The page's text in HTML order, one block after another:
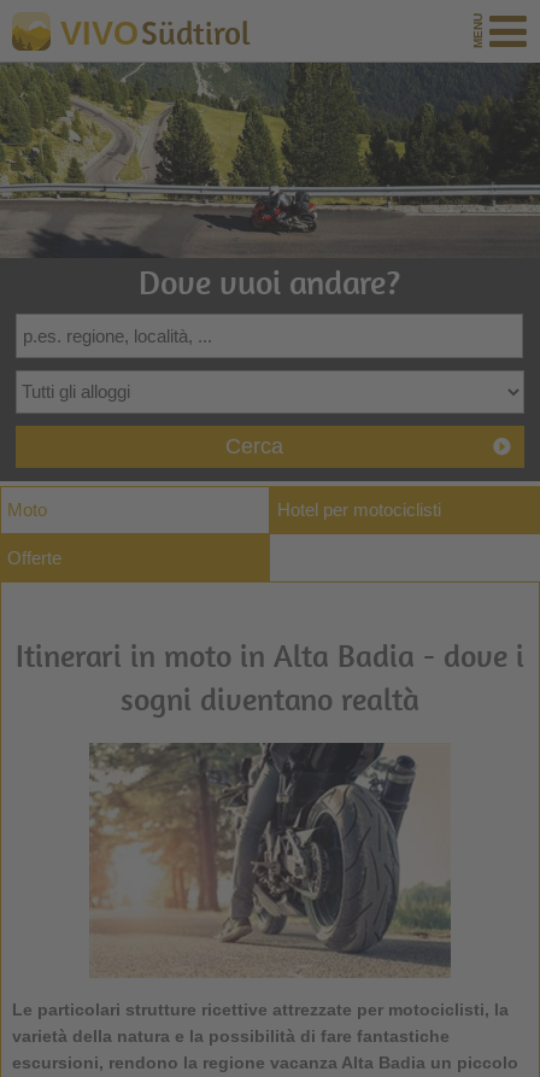
VIVOSüdtirol
Dove vuoi andare?
Cerca
Moto Hotel per motociclisti
Offerte
Itinerari in moto in Alta Badia - dove i
sogni diventano realtà
Le particolari strutture ricettive attrezzate per motociclisti, la
varietà della natura e la possibilità di fare fantastiche
escursioni, rendono la regione vacanza Alta Badia un piccolo